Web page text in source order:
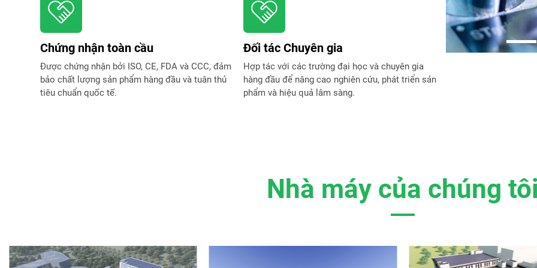
Chứng nhận toàn cầu
Được chứng nhận bởi ISO, CE, FDA và CCC, đảm
bảo chất lượng sản phẩm hàng đầu và tuân thủ
tiêu chuẩn quốc tế.
Đối tác Chuyên gia
Hợp tác với các trường đại học và chuyên gia
hàng đầu để nâng cao nghiên cứu, phát triển sản
phẩm và hiệu quả lâm sàng.
Nhà máy của chúng